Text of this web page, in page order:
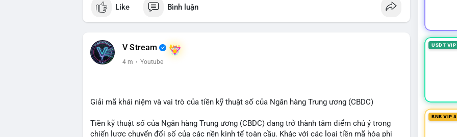
Like Bình luận
V Stream
4 m · Youtube
Giải mã khái niệm và vai trò của tiền kỹ thuật số của Ngân hàng Trung ương (CBDC)
Tiền kỹ thuật số của Ngân hàng Trung ương (CBDC) đang trở thành tâm điểm chú ý trong
chiến lược chuyển đổi số của các nền kinh tế toàn cầu. Khác với các loại tiền mã hóa phi
USDT
BNB VIP